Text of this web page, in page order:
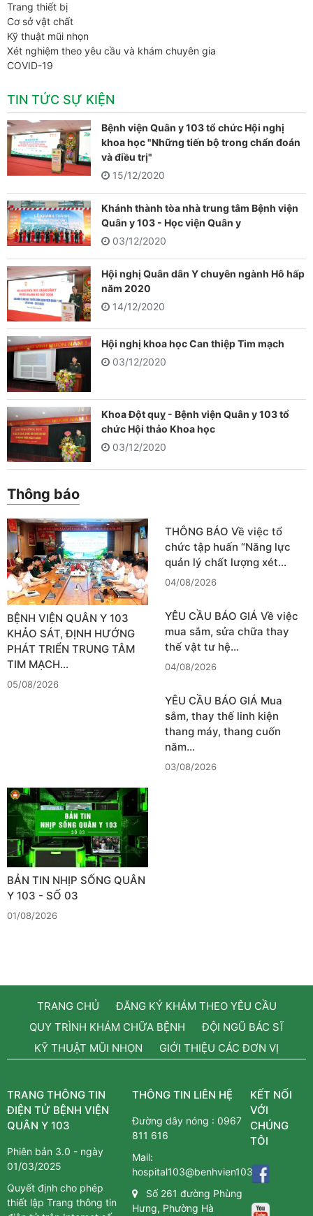
Trang thiết bị
Cơ sở vật chất
Kỹ thuật mũi nhọn
Xét nghiệm theo yêu cầu và khám chuyên gia
COVID-19
TIN TỨC SỰ KIỆN
Bệnh viện Quân y 103 tổ chức Hội nghị
khoa học "Những tiến bộ trong chẩn đoán
và điều trị"
15/12/2020
Khánh thành tòa nhà trung tâm Bệnh viện
Quân y 103 - Học viện Quân y
03/12/2020
Hội nghị Quân dân Y chuyên ngành Hô hấp
năm 2020
14/12/2020
Hội nghị khoa học Can thiệp Tim mạch
03/12/2020
Khoa Đột quỵ - Bệnh viện Quân y 103 tổ
chức Hội thảo Khoa học
03/12/2020
Thông báo
BỆNH VIỆN QUÂN Y 103
KHẢO SÁT, ĐỊNH HƯỚNG
PHÁT TRIỂN TRUNG TÂM
TIM MẠCH…
05/08/2026
THÔNG BÁO Về việc tổ
chức tập huấn “Năng lực
quản lý chất lượng xét…
04/08/2026
YÊU CẦU BÁO GIÁ Về việc
mua sắm, sửa chữa thay
thế vật tư hệ…
04/08/2026
YÊU CẦU BÁO GIÁ Mua
sắm, thay thế linh kiện
thang máy, thang cuốn
năm…
03/08/2026
BẢN TIN NHỊP SỐNG QUÂN
Y 103 - SỐ 03
01/08/2026
TRANG CHỦ
ĐĂNG KÝ KHÁM THEO YÊU CẦU
QUY TRÌNH KHÁM CHỮA BỆNH
ĐỘI NGŨ BÁC SĨ
KỸ THUẬT MŨI NHỌN
GIỚI THIỆU CÁC ĐƠN VỊ
TRANG THÔNG TIN
ĐIỆN TỬ BỆNH VIỆN
QUÂN Y 103
Phiên bản 3.0 - ngày
01/03/2025
Quyết định cho phép
thiết lập Trang thông tin
THÔNG TIN LIÊN HỆ
Đường dây nóng :0967
811 616
Mail:
hospital103@benhvien103.vn
Số 261 đường Phùng
Hưng, Phường Hà
KẾT NỐI
VỚI
CHÚNG
TÔI